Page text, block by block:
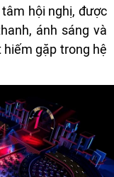
hội nghị, được
ánh sáng và
gặp trong hệ